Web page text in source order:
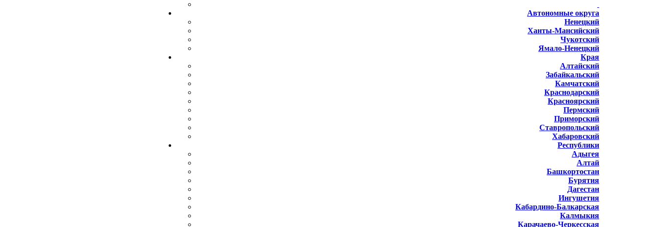
Автономные округа
Ненецкий
Ханты-Мансийский
Чукотский
Ямало-Ненецкий
Края
Алтайский
Забайкальский
Камчатский
Краснодарский
Красноярский
Пермский
Приморский
Ставропольский
Хабаровский
Республики
Адыгея
Алтай
Башкортостан
Бурятия
Дагестан
Ингушетия
Кабардино-Балкарская
Калмыкия
Карачаево-Черкесская